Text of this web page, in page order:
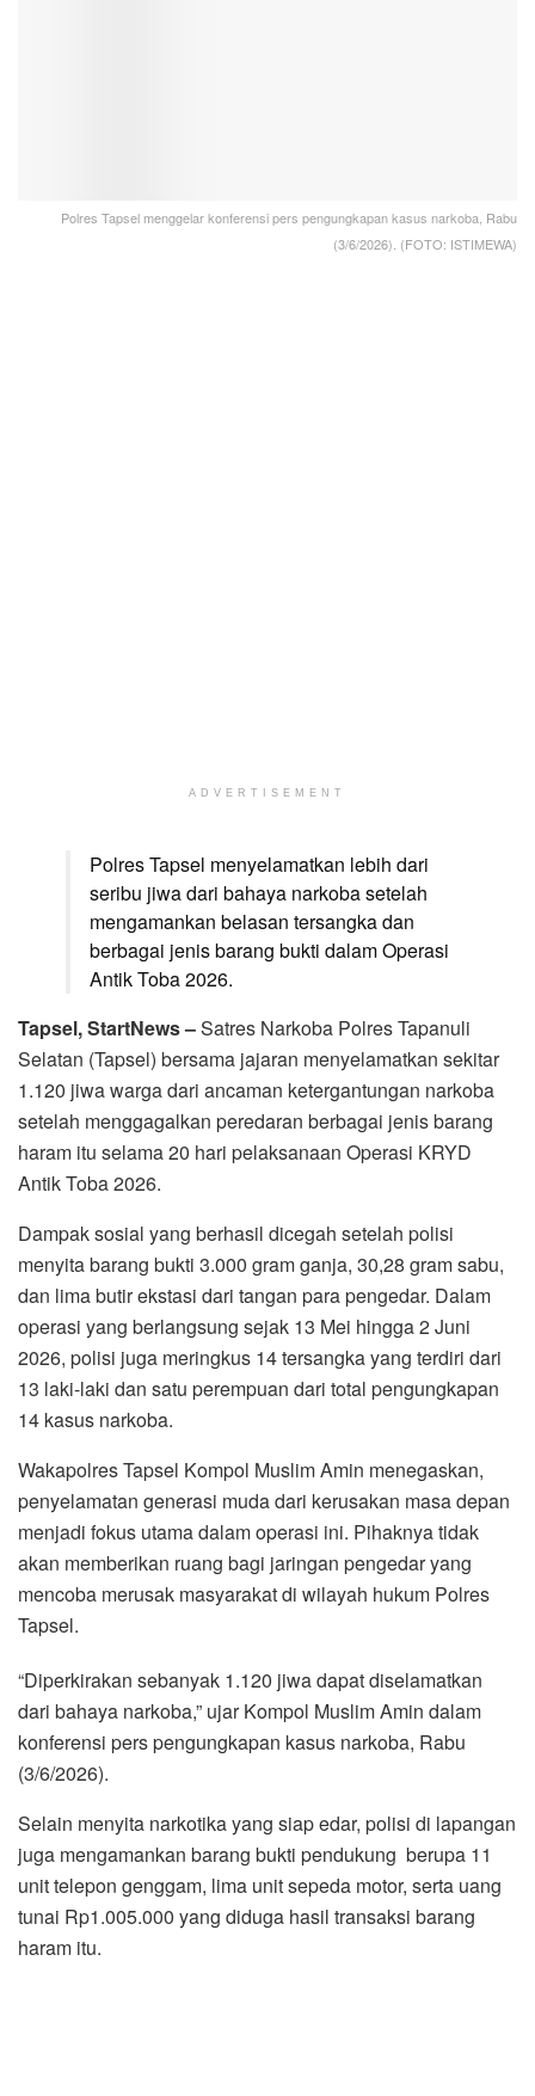
Polres Tapsel menggelar konferensi pers pengungkapan kasus narkoba, Rabu
(3/6/2026). (FOTO: ISTIMEWA)
ADVERTISEMENT
Polres Tapsel menyelamatkan lebih dari
seribu jiwa dari bahaya narkoba setelah
mengamankan belasan tersangka dan
berbagai jenis barang bukti dalam Operasi
Antik Toba 2026.
Tapsel, StartNews –Satres Narkoba Polres Tapanuli
Selatan (Tapsel) bersama jajaran menyelamatkan sekitar
1.120 jiwa warga dari ancaman ketergantungan narkoba
setelah menggagalkan peredaran berbagai jenis barang
haram itu selama 20 hari pelaksanaan Operasi KRYD
Antik Toba 2026.
Dampak sosial yang berhasil dicegah setelah polisi
menyita barang bukti 3.000 gram ganja, 30,28 gram sabu,
dan lima butir ekstasi dari tangan para pengedar. Dalam
operasi yang berlangsung sejak 13 Mei hingga 2 Juni
2026, polisi juga meringkus 14 tersangka yang terdiri dari
13 laki-laki dan satu perempuan dari total pengungkapan
14 kasus narkoba.
Wakapolres Tapsel Kompol Muslim Amin menegaskan,
penyelamatan generasi muda dari kerusakan masa depan
menjadi fokus utama dalam operasi ini. Pihaknya tidak
akan memberikan ruang bagi jaringan pengedar yang
mencoba merusak masyarakat di wilayah hukum Polres
Tapsel.
“Diperkirakan sebanyak 1.120 jiwa dapat diselamatkan
dari bahaya narkoba,” ujar Kompol Muslim Amin dalam
konferensi pers pengungkapan kasus narkoba, Rabu
(3/6/2026).
Selain menyita narkotika yang siap edar, polisi di lapangan
juga mengamankan barang bukti pendukung berupa 11
unit telepon genggam, lima unit sepeda motor, serta uang
tunai Rp1.005.000 yang diduga hasil transaksi barang
haram itu.